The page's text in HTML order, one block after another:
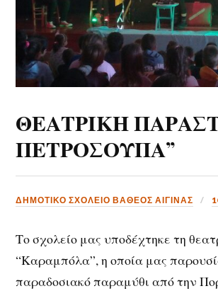
ΘΕΑΤΡΙΚΗ
ΠΕΤΡΟΣΟΥΠΑ”
ΔΗΜΟΤΙΚΟ ΣΧΟΛΕΙΟ ΒΑΘΕΟΣ ΑΙΓΙΝΑΣ
Το σχολείο μας υποδέχτηκε τη
“Καραμπόλα”, η οποία μας
παραδοσιακό παραμύθι από την